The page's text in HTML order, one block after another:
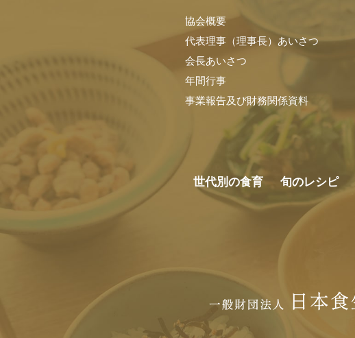
協会概要
代表理事（理事長）あいさつ
会長あいさつ
年間行事
事業報告及び財務関係資料
世代別の食育 旬のレシピ